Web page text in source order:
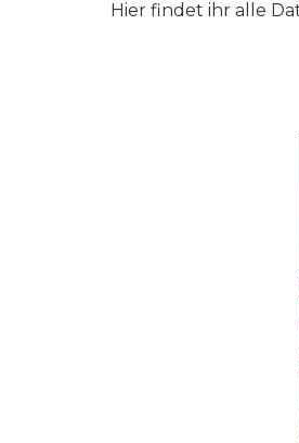
Hier findet ihr alle